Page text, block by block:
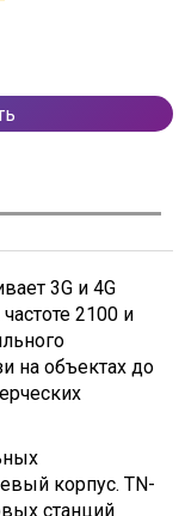
3G и 4G
2100 и
на объектах до
корпус. TN-
станций